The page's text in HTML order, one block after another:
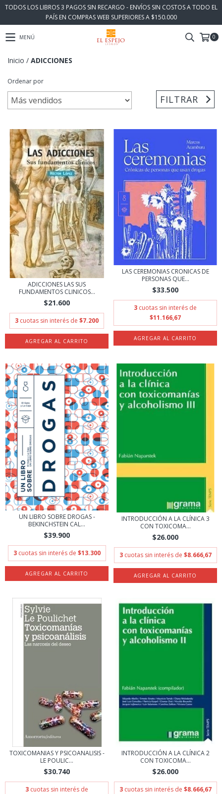
TODOS LOS LIBROS 3 PAGOS SIN RECARGO - ENVÍOS SIN COSTOS A TODO EL
PAÍS EN COMPRAS WEB SUPERIORES A $150.000
MENÚ 0
Inicio / ADICCIONES
Ordenar por
FILTRAR
ADICCIONES LAS SUS
FUNDAMENTOS CLINICOS...
$21.600
3 cuotas sin interés de $7.200
LAS CEREMONIAS CRONICAS DE
PERSONAS QUE...
$33.500
3 cuotas sin interés de
$11.166,67
UN LIBRO SOBRE DROGAS -
BEKINCHSTEIN CAL...
$39.900
3 cuotas sin interés de $13.300
INTRODUCCIÓN A LA CLÍNICA 3
CON TOXICOMA...
$26.000
3 cuotas sin interés de $8.666,67
TOXICOMANIAS Y PSICOANALISIS -
LE POULIC...
$30.740
3 cuotas sin interés de
INTRODUCCIÓN A LA CLÍNICA 2
CON TOXICOMA...
$26.000
3 cuotas sin interés de $8.666,67